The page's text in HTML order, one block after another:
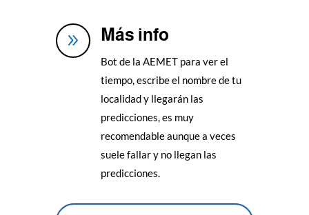
9 Más info
Bot de la AEMET para ver el
tiempo, escribe el nombre de tu
localidad y llegarán las
predicciones, es muy
recomendable aunque a veces
suele fallar y no llegan las
predicciones.